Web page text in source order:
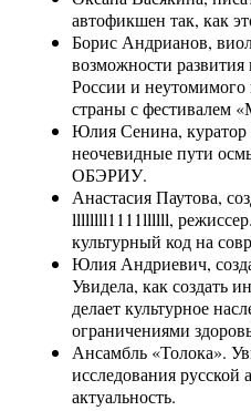
автофикшен так, как
Борис Андрианов,
возможности
России и неутомимого
страны с фестивалем
Юлия Сенина, куратор
неочевидные пути
ОБЭРИУ.
Анастасия Паутова,
llllllll1111llllll,
культурный код на
Юлия Андриевич,
Увидела, как создать
делает культурное
ограничениями
Ансамбль «Толока».
исследования
актуальность.